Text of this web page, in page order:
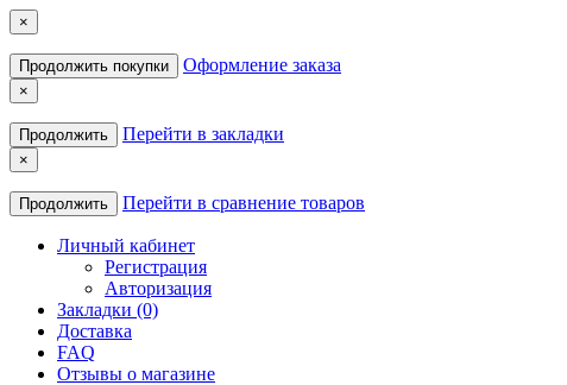
×
Продолжить покупки Оформление заказа
×
Продолжить Перейти в закладки
×
Продолжить Перейти в сравнение товаров
Личный кабинет
Регистрация
Авторизация
Закладки (0)
Доставка
FAQ
Отзывы о магазине